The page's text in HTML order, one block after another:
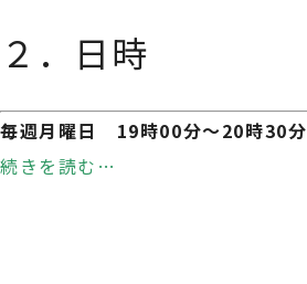
２．日時
毎週月曜日 19時00分〜20時30分
続きを読む…